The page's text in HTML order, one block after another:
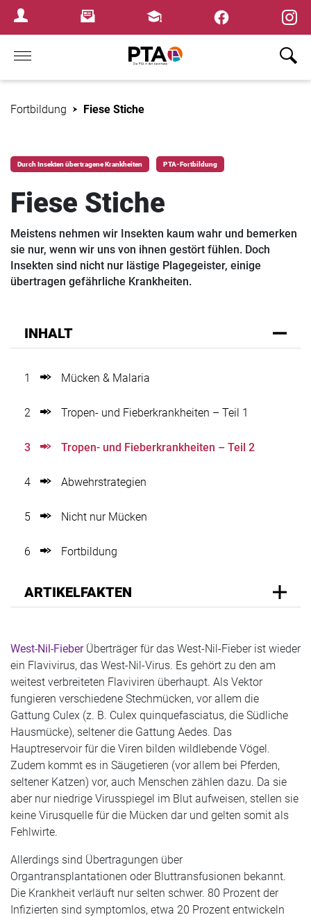
Login MenuNewsletterFortbildungen
Home
Fortbildung Fiese Stiche
Durch Insekten übertragene Krankheiten PTA-Fortbildung
Fiese Stiche
Meistens nehmen wir Insekten kaum wahr und bemerken
sie nur, wenn wir uns von ihnen gestört fühlen. Doch
Insekten sind nicht nur lästige Plagegeister, einige
übertragen gefährliche Krankheiten.
INHALT
1 Mücken & Malaria
2 Tropen- und Fieberkrankheiten – Teil 1
3 Tropen- und Fieberkrankheiten – Teil 2
4 Abwehrstrategien
5 Nicht nur Mücken
6 Fortbildung
ARTIKELFAKTEN
West-Nil-FieberÜberträger für das West-Nil-Fieber ist wieder
ein Flavivirus, das West-Nil-Virus. Es gehört zu den am
weitest verbreiteten Flaviviren überhaupt. Als Vektor
fungieren verschiedene Stechmücken, vor allem die
Gattung Culex (z. B. Culex quinquefasciatus, die Südliche
Hausmücke), seltener die Gattung Aedes. Das
Hauptreservoir für die Viren bilden wildlebende Vögel.
Zudem kommt es in Säugetieren (vor allem bei Pferden,
seltener Katzen) vor, auch Menschen zählen dazu. Da sie
aber nur niedrige Virusspiegel im Blut aufweisen, stellen sie
keine Virusquelle für die Mücken dar und gelten somit als
Fehlwirte.
Allerdings sind Übertragungen über
Organtransplantationen oder Bluttransfusionen bekannt.
Die Krankheit verläuft nur selten schwer. 80 Prozent der
Infizierten sind symptomlos, etwa 20 Prozent entwickeln
×